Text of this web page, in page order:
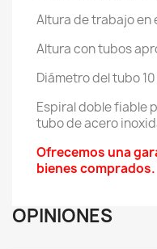
Altura de trabajo en
Altura con tubos
Diámetro del tubo
Espiral doble fiable
tubo de acero
Ofrecemos una
bienes comprados.
OPINIONES